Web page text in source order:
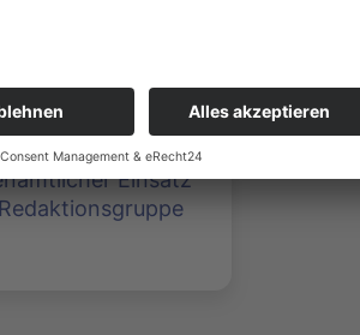
| 2000 Klicks
deutlich, was sie
Einsatz